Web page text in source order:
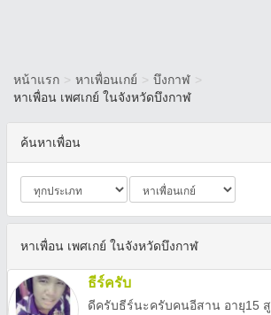
หน้าแรก > หาเพื่อนเกย์ > บึงกาฬ >
หาเพื่อน เพศเกย์ ในจังหวัดบึงกาฬ
ค้นหาเพื่อน
หาเพื่อน เพศเกย์ ในจังหวัดบึงกาฬ
ธีร์ครับ